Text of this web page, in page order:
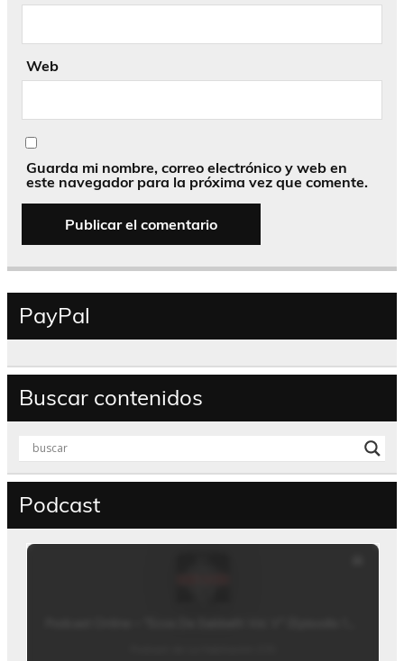
Web
Guarda mi nombre, correo electrónico y web en
este navegador para la próxima vez que comente.
PayPal
Buscar contenidos
Podcast